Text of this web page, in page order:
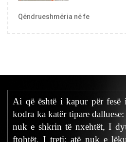
Qëndrueshmëria në fe
Ai që është i kapur për fesë
kodra ka katër tipare
nuk e shkrin të nxehtët, I
ftohtët, I treti: atë nuk e